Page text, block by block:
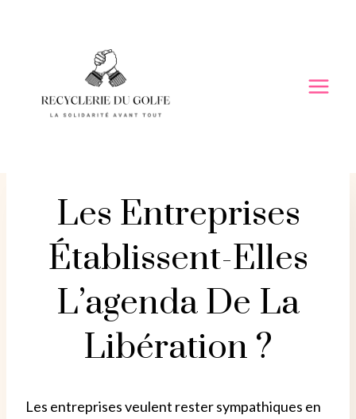
Les Entreprises
Établissent-Elles
L’agenda De La
Libération ?
Les entreprises veulent rester sympathiques en